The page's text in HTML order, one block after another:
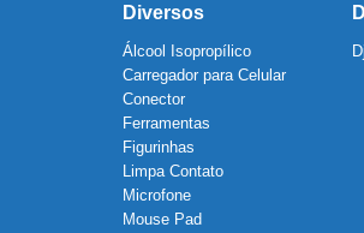
Diversos
Álcool Isopropílico
Carregador para Celular
Conector
Ferramentas
Figurinhas
Limpa Contato
Microfone
Mouse Pad